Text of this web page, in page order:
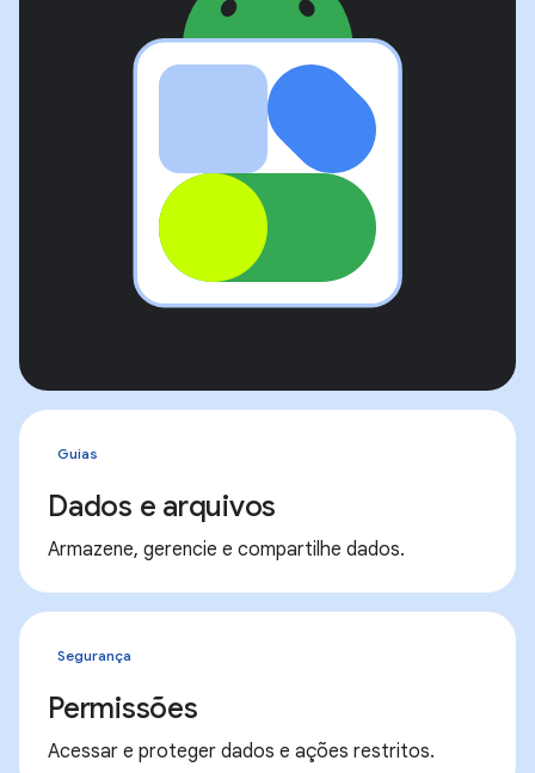
Guias
Dados e arquivos
Armazene, gerencie e compartilhe dados.
Segurança
Permissões
Acessar e proteger dados e ações restritos.